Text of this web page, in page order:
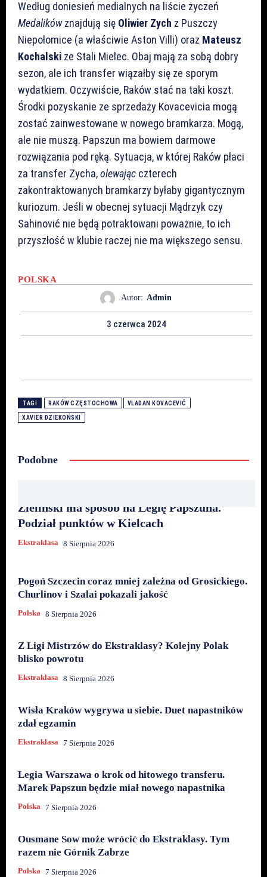
Według doniesień medialnych na liście życzeń
Medalikówznajdują się Oliwier Zych z Puszczy
Niepołomice (a właściwie Aston Villi) oraz Mateusz
Kochalski ze Stali Mielec. Obaj mają za sobą dobry
sezon, ale ich transfer wiązałby się ze sporym
wydatkiem. Oczywiście, Raków stać na taki koszt.
Środki pozyskanie ze sprzedaży Kovacevicia mogą
zostać zainwestowane w nowego bramkarza. Mogą,
ale nie muszą. Papszun ma bowiem darmowe
rozwiązania pod ręką. Sytuacja, w której Raków płaci
za transfer Zycha,olewając czterech
zakontraktowanych bramkarzy byłaby gigantycznym
kuriozum. Jeśli w obecnej sytuacji Mądrzyk czy
Sahinović nie będą potraktowani poważnie, to ich
przyszłość w klubie raczej nie ma większego sensu.
POLSKA
Autor: Admin
3 czerwca 2024
TAGI RAKÓW CZĘSTOCHOWA VLADAN KOVACEVIĆ
XAVIER DZIEKOŃSKI
Podobne
Zieliński ma sposób na Legię Papszuna.
Podział punktów w Kielcach
Ekstraklasa 8 Sierpnia 2026
Pogoń Szczecin coraz mniej zależna od Grosickiego.
Churlinov i Szalai pokazali jakość
Polska 8 Sierpnia 2026
Z Ligi Mistrzów do Ekstraklasy? Kolejny Polak
blisko powrotu
Ekstraklasa 8 Sierpnia 2026
Wisła Kraków wygrywa u siebie. Duet napastników
zdał egzamin
Ekstraklasa 7 Sierpnia 2026
Legia Warszawa o krok od hitowego transferu.
Marek Papszun będzie miał nowego napastnika
Polska 7 Sierpnia 2026
Ousmane Sow może wrócić do Ekstraklasy. Tym
razem nie Górnik Zabrze
Polska 7 Sierpnia 2026